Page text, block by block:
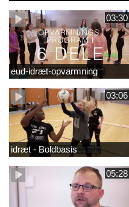
03:30
eud-idræt-opvarmning
03:06
idræt - Boldbasis
05:28